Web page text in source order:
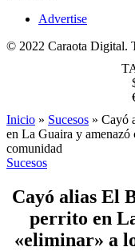
Advertise
© 2022 Caraota Digital.
Inicio » Sucesos » Cayó
en La Guaira y amenazó
comunidad
Sucesos
Cayó alias El
perrito en
«eliminar» a